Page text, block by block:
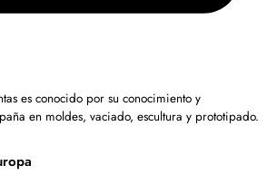
es conocido por su conocimiento y
en moldes, vaciado, escultura y prototipado.